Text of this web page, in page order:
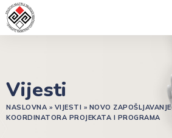
Vijesti
NASLOVNA » VIJESTI » NOVO ZAPOŠLJAVANJE
KOORDINATORA PROJEKATA I PROGRAMA